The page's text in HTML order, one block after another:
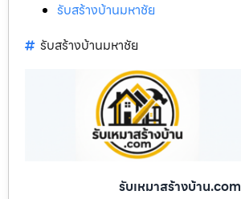
รับสร้างบ้านมหาชัย
รับสร้างบ้านมหาชัย
รับเหมาสร้างบ้าน.com